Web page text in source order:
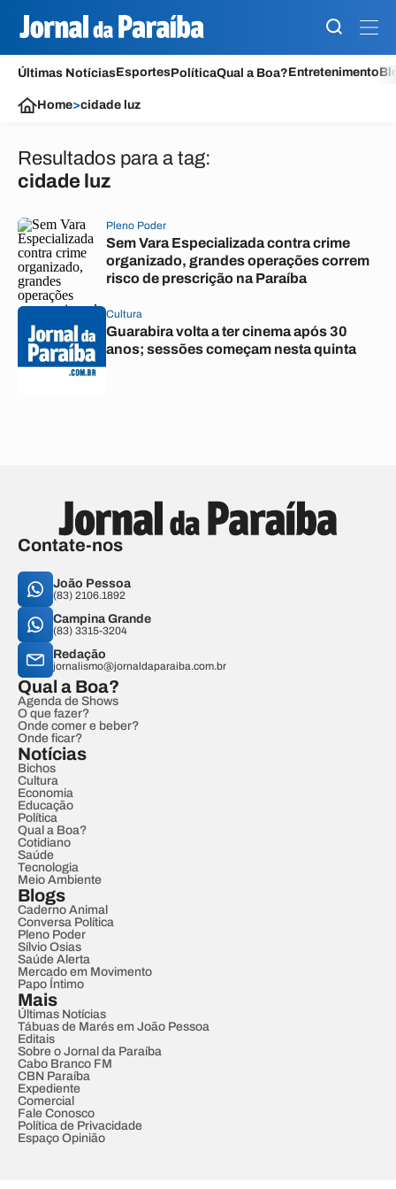
Últimas NotíciasEsportesPolíticaQual a Boa?Entretenimento
Home>cidade luz
Resultados para a tag:
cidade luz
Pleno Poder
Sem Vara Especializada contra crime
organizado, grandes operações correm
risco de prescrição na Paraíba
Cultura
Guarabira volta a ter cinema após 30
anos; sessões começam nesta quinta
Contate-nos
João Pessoa
(83) 2106.1892
Campina Grande
(83) 3315-3204
Redação
jornalismo@jornaldaparaiba.com.br
Qual a Boa?
Agenda de Shows
O que fazer?
Onde comer e beber?
Onde ficar?
Notícias
Bichos
Cultura
Economia
Educação
Política
Qual a Boa?
Cotidiano
Saúde
Tecnologia
Meio Ambiente
Blogs
Caderno Animal
Conversa Política
Pleno Poder
Sílvio Osias
Saúde Alerta
Mercado em Movimento
Papo Íntimo
Mais
Últimas Notícias
Tábuas de Marés em João Pessoa
Editais
Sobre o Jornal da Paraíba
Cabo Branco FM
CBN Paraíba
Expediente
Comercial
Fale Conosco
Política de Privacidade
Espaço Opinião